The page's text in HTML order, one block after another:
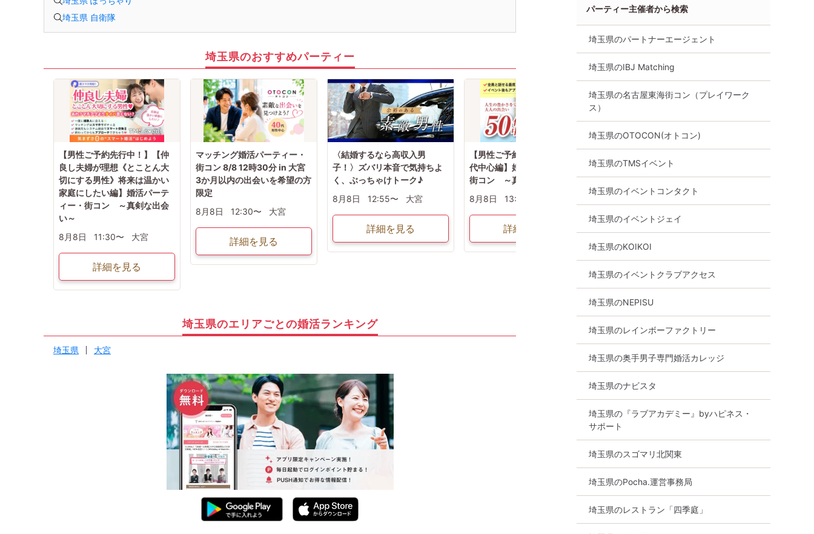
埼玉県 自衛隊
埼玉県のおすすめパーティー
【男性ご予約先行中！】【仲
良し夫婦が理想《とことん大
切にする男性》将来は温かい
家庭にしたい編】婚活パーテ
ィー・街コン ～真剣な出会
い～
8月8日
11:30〜 大宮
詳細を見る
マッチング婚活パーティー・
街コン 8/8 12時30分 in 大宮
3か月以内の出会いを希望の方
限定
8月8日
12:30〜 大宮
詳細を見る
〈結婚するなら高収入男
子！〉ズバリ本音で気持ちよ
く、ぶっちゃけトーク♪
8月8日
12:55〜 大宮
詳細を見る
【男性ご予約先行中！】【50
代中心編】婚活パーティー・
街コン ～真剣な出会い～
8月8日
13:15〜
詳細を見る
向きな誠実男性と出会える安
心婚活Party♪
8月8日
13:15〜 大宮
恋する同年代限定
埼玉県のエリアごとの婚活ランキング
埼玉県 大宮
パーティー主催者から検索
埼玉県のパートナーエージェント
埼玉県のIBJ Matching
埼玉県の名古屋東海街コン（プレイワーク
ス）
埼玉県のOTOCON(オトコン)
埼玉県のTMSイベント
埼玉県のイベントコンタクト
埼玉県のイベントジェイ
埼玉県のKOIKOI
埼玉県のイベントクラブアクセス
埼玉県のNEPISU
埼玉県のレインボーファクトリー
埼玉県の奥手男子専門婚活カレッジ
埼玉県のナビスタ
埼玉県の『ラブアカデミー』byハピネス・
サポート
埼玉県のスゴマリ北関東
埼玉県のPocha.運営事務局
埼玉県のレストラン「四季庭」